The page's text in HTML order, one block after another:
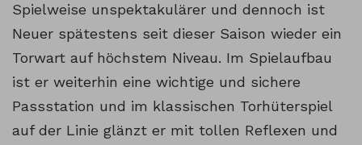
Spielweise unspektakulärer und dennoch ist
Neuer spätestens seit dieser Saison wieder ein
Torwart auf höchstem Niveau. Im Spielaufbau
ist er weiterhin eine wichtige und sichere
Passstation und im klassischen Torhüterspiel
auf der Linie glänzt er mit tollen Reflexen und